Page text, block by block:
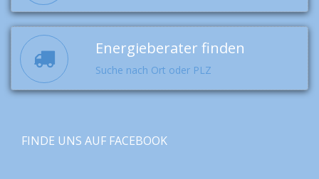
Energieberater finden
Suche nach Ort oder PLZ
FINDE UNS AUF FACEBOOK